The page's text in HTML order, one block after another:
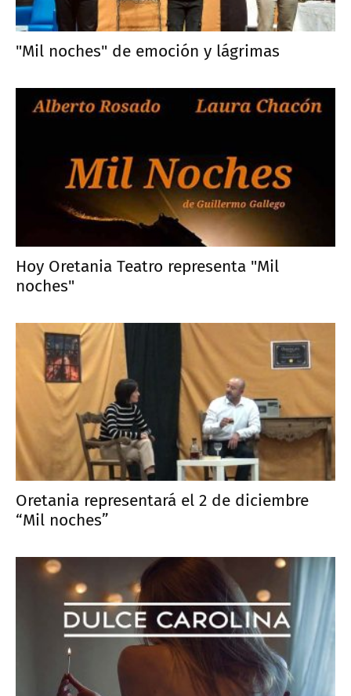
"Mil noches" de emoción y lágrimas
Hoy Oretania Teatro representa "Mil
noches"
Oretania representará el 2 de diciembre
“Mil noches”